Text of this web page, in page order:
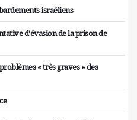
israéliens
d'évasion de la prison de
« très graves » des